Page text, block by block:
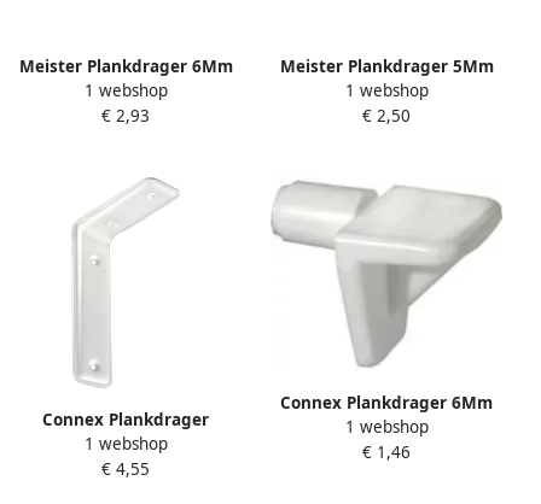
Meister Plankdrager 6Mm
Witte Kap 40St W
WU0360546
1 webshop
€ 2,93
Meister Plankdrager 5Mm
Transparant W WU0360186
1 webshop
€ 2,50
Connex Plankdrager
160X105X40 Wi DY2004061
1 webshop
€ 4,55
Connex Plankdrager 6Mm
Kunststof 8St Wi KY6140011
1 webshop
€ 1,46